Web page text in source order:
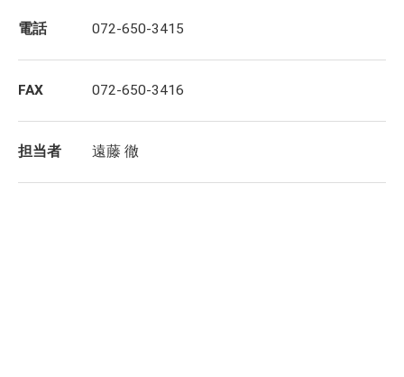
電話 072-650-3415
FAX 072-650-3416
担当者 遠藤 徹